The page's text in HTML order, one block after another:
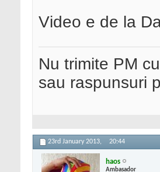
Video e de la
Nu trimite PM
sau raspunsuri
23rd January 2013, 20:44
haos
Ambasador